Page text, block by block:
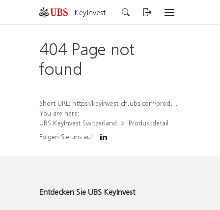
KeyInvest
404 Page not
found
Short URL: https://keyinvest-ch.ubs.com/produkt/detail/index/isin/CH1564683865
You are here:
UBS KeyInvest Switzerland
Produktdetail
Folgen Sie uns auf
Entdecken Sie UBS KeyInvest